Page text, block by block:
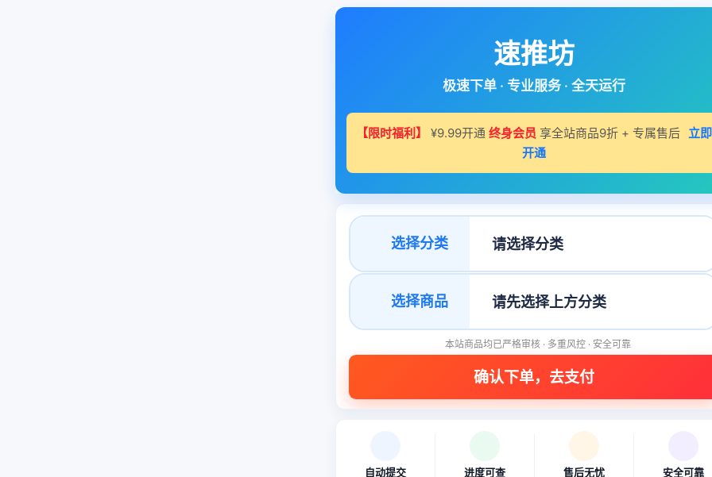
速推坊
极速下单 · 专业服务 · 全天运行
【限时福利】 ¥9.99开通 终身会员 享全站商品9折 + 专属售后 立即
开通
选择分类
选择商品
本站商品均已严格审核 · 多重风控 · 安全可靠
自动提交 进度可查 售后无忧 安全可靠